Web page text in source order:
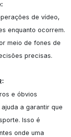
de vídeo,
enquanto ocorrem.
meio de fones de
precisas.
e óbvios
a garantir que
Isso é
onde uma